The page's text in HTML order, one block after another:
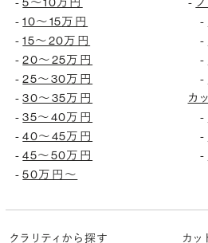
-10〜15万円
-15〜20万円
-20〜25万円
-25〜30万円
-30〜35万円
-35〜40万円
-40〜45万円
-45〜50万円
-50万円〜
-
-
-
-
カ
-
-
-
クラリティから探す カッ